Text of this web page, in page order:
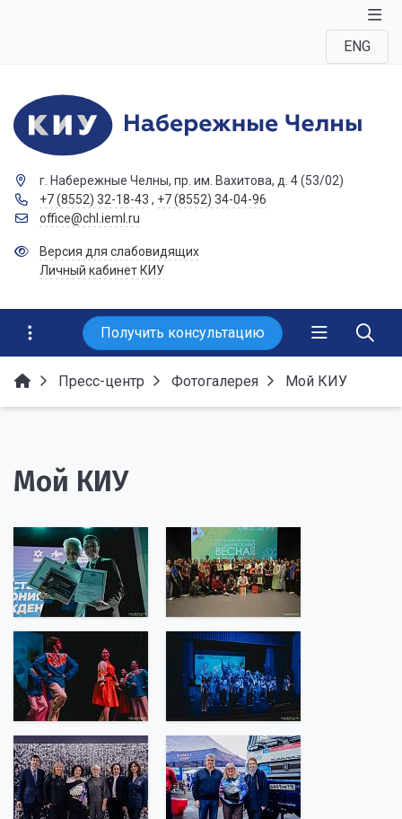
ENG
г. Набережные Челны, пр. им. Вахитова, д. 4 (53/02)
+7 (8552) 32-18-43 , +7 (8552) 34-04-96
office@chl.ieml.ru
Версия для слабовидящих
Личный кабинет КИУ
Получить консультацию
Пресс-центр Фотогалерея Мой КИУ
Мой КИУ